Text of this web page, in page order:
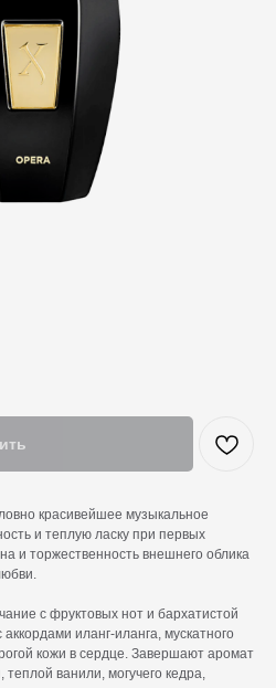
красивейшее музыкальное
и теплую ласку при первых
и торжественность внешнего облика
с фруктовых нот и бархатистой
иланг-иланга, мускатного
кожи в сердце. Завершают аромат
ванили, могучего кедра,